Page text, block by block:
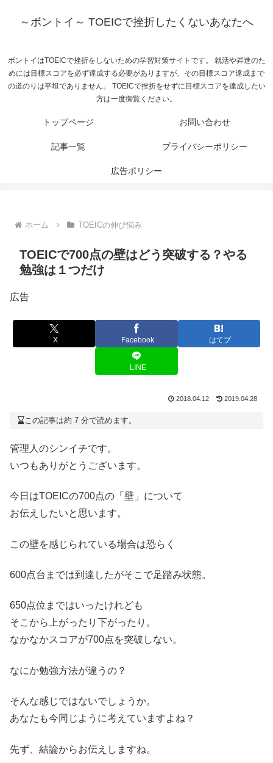
～ボントイ～ TOEICで挫折したくないあなたへ
ボントイはTOEICで挫折をしないための学習対策サイトです。 就活や昇進のた
めには目標スコアを必ず達成する必要がありますが、その目標スコア達成まで
の道のりは平坦でありません。 TOEICで挫折をせずに目標スコアを達成したい
方は一度御覧ください。
トップページ お問い合わせ
記事一覧 プライバシーポリシー
広告ポリシー
ホーム TOEICの伸び悩み
TOEICで700点の壁はどう突破する？やる
勉強は１つだけ
広告
X Facebook はてブ
LINE
2018.04.12 2019.04.28
この記事は約 7 分で読めます。
管理人のシンイチです。
いつもありがとうございます。
今日はTOEICの700点の「壁」について
お伝えしたいと思います。
この壁を感じられている場合は恐らく
600点台までは到達したがそこで足踏み状態。
650点位まではいったけれども
そこから上がったり下がったり。
なかなかスコアが700点を突破しない。
なにか勉強方法が違うの？
そんな感じではないでしょうか。
あなたも今同じように考えていますよね？
先ず、結論からお伝えしますね。